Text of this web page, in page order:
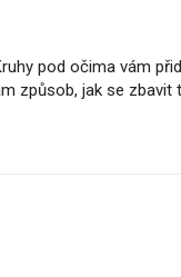
pod očima vám
způsob, jak se zbavit